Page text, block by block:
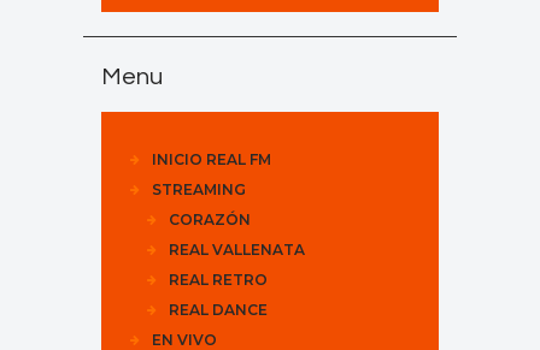
Menu
INICIO REAL FM
STREAMING
CORAZÓN
REAL VALLENATA
REAL RETRO
REAL DANCE
EN VIVO